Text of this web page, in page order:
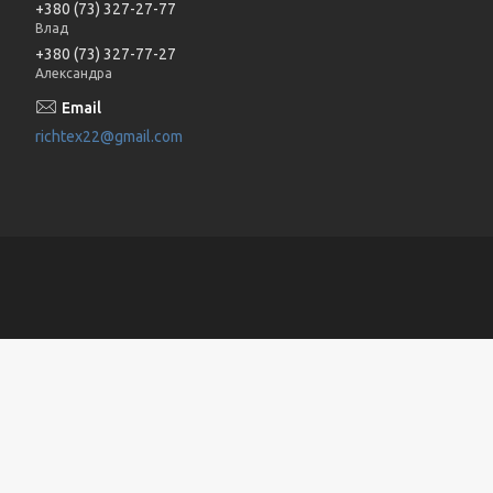
+380 (73) 327-27-77
Влад
+380 (73) 327-77-27
Александра
richtex22@gmail.com